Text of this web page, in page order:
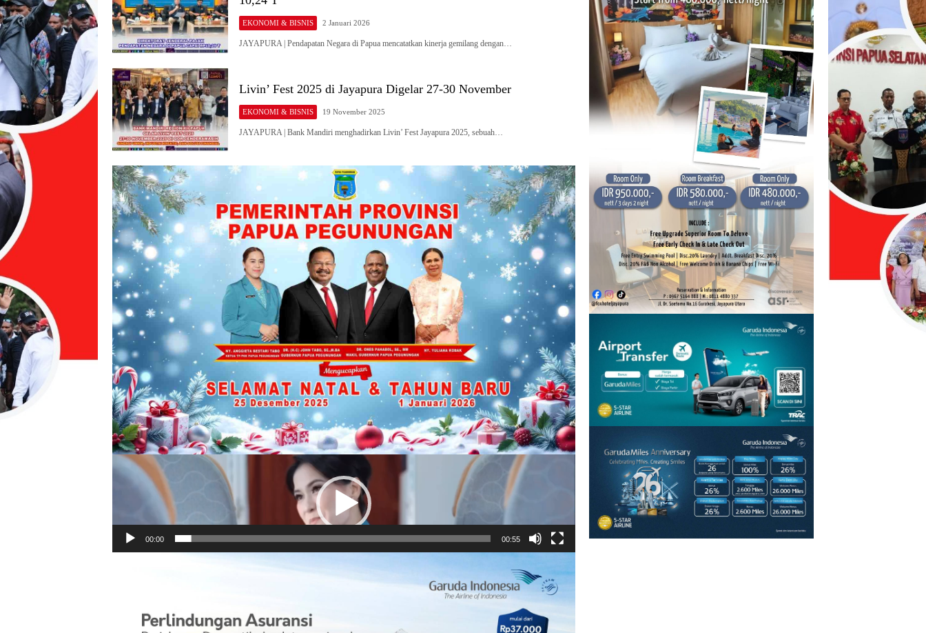
EKONOMI & BISNIS 2 Januari 2026
JAYAPURA | Pendapatan Negara di Papua mencatatkan kinerja gemilang dengan…
Livin’ Fest 2025 di Jayapura Digelar 27-30 November
EKONOMI & BISNIS 19 November 2025
JAYAPURA | Bank Mandiri menghadirkan Livin’ Fest Jayapura 2025, sebuah…
Pemutar
Video
00:00 00:55